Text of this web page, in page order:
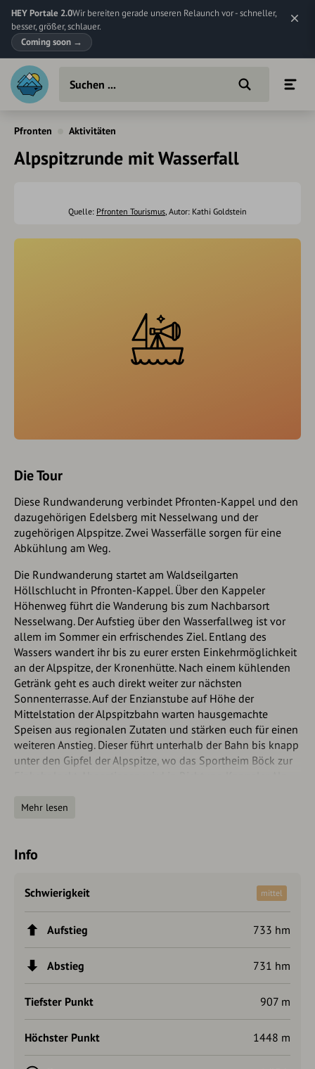
HEY Portale 2.0Wir bereiten gerade unseren Relaunch vor - schneller,
besser, größer, schlauer.
Coming soon →
Pfronten Aktivitäten
Alpspitzrunde mit Wasserfall
Quelle: Pfronten Tourismus, Autor: Kathi Goldstein
Die Tour
Diese Rundwanderung verbindet Pfronten-Kappel und den
dazugehörigen Edelsberg mit Nesselwang und der
zugehörigen Alpspitze. Zwei Wasserfälle sorgen für eine
Abkühlung am Weg.
Die Rundwanderung startet am Waldseilgarten
Höllschlucht in Pfronten-Kappel. Über den Kappeler
Höhenweg führt die Wanderung bis zum Nachbarsort
Nesselwang. Der Aufstieg über den Wasserfallweg ist vor
allem im Sommer ein erfrischendes Ziel. Entlang des
Wassers wandert ihr bis zu eurer ersten Einkehrmöglichkeit
an der Alpspitze, der Kronenhütte. Nach einem kühlenden
Getränk geht es auch direkt weiter zur nächsten
Sonnenterrasse. Auf der Enzianstube auf Höhe der
Mittelstation der Alpspitzbahn warten hausgemachte
Speisen aus regionalen Zutaten und stärken euch für einen
weiteren Anstieg. Dieser führt unterhalb der Bahn bis knapp
unter den Gipfel der Alpspitze, wo das Sportheim Böck zur
Höllschlucht passiert ihr einen eindrucksvollen Wasserfall
Alternativ führt ab der Kappler Alp auch ein Forstweg
zurück zum Ausgangspunkt. Bei nasser Witterung kann die
Begehung der Höllschlucht rutschig werden.
Mehr lesen
Info
Schwierigkeit mittel
Aufstieg 733 hm
Abstieg 731 hm
Tiefster Punkt 907 m
Höchster Punkt 1448 m